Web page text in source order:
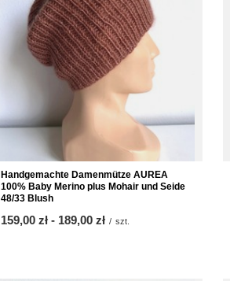
Handgemachte Damenmütze AUREA
100% Baby Merino plus Mohair und Seide
48/33 Blush
ab
159,00 zł - bis
189,00 zł / szt.